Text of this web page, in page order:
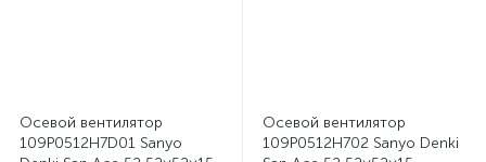
Осевой вентилятор
109P0512H7D01 Sanyo
Осевой вентилятор
109P0512H702 Sanyo Denki